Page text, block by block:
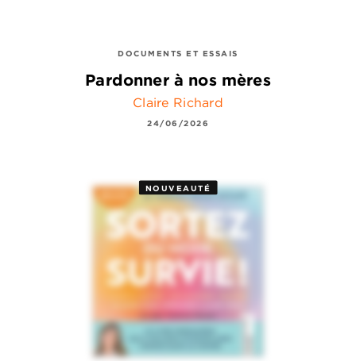
DOCUMENTS ET ESSAIS
Pardonner à nos mères
Claire Richard
24/06/2026
NOUVEAUTÉ